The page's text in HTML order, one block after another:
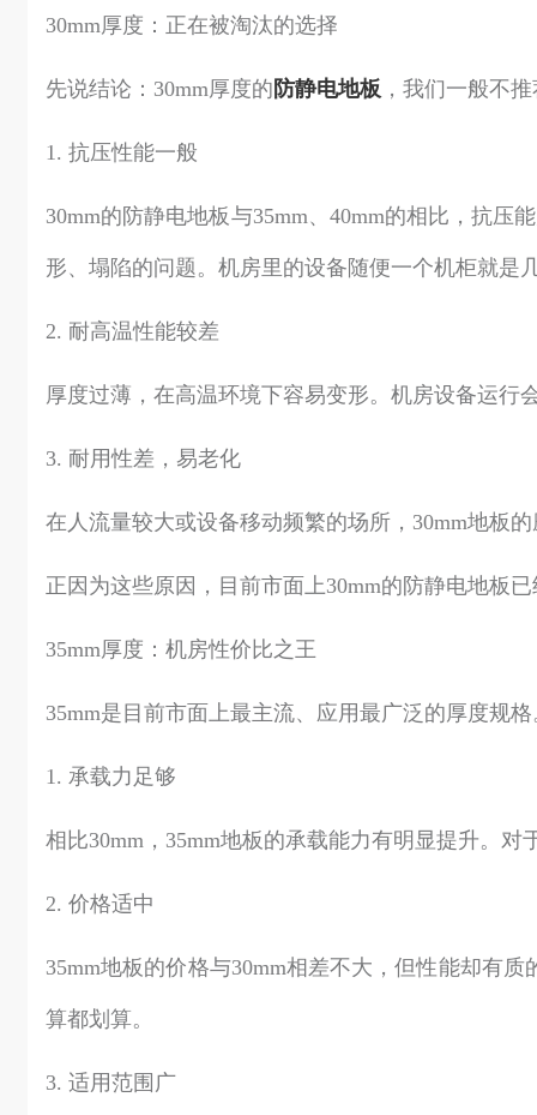
30mm厚度：正在被淘汰的选择
先说结论：30mm厚度的 防静电地板 ，我们一般不
1. 抗压性能一般
30mm的防静电地板与35mm、40mm的相比，抗
形、塌陷的问题。机房里的设备随便一个机柜就是
2. 耐高温性能较差
厚度过薄，在高温环境下容易变形。机房设备运行
3. 耐用性差，易老化
在人流量较大或设备移动频繁的场所，30mm地板
正因为这些原因，目前市面上30mm的防静电地板
35mm厚度：机房性价比之王
35mm是目前市面上最主流、应用最广泛的厚度规
1. 承载力足够
相比30mm，35mm地板的承载能力有明显提升。
2. 价格适中
35mm地板的价格与30mm相差不大，但性能却有
算都划算。
3. 适用范围广